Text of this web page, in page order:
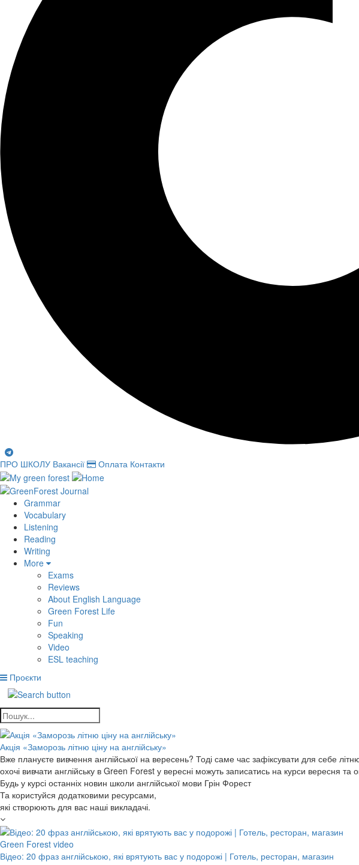
ПРО ШКОЛУ Вакансії Оплата Контакти
Grammar
Vocabulary
Listening
Reading
Writing
More
Exams
Reviews
About English Language
Green Forest Life
Fun
Speaking
Video
ESL teaching
Проєкти
Акція «Заморозь літню ціну на англійську»
Вже плануєте вивчення англійської на вересень? Тоді саме час зафіксувати для себе
охочі вивчати англійську в Green Forest у вересні можуть записатись на курси вересня
Будь у курсі останніх новин школи англійської мови Грін Форест
Та користуйся додатковими ресурсами,
які створюють для вас наші викладачі.
Green Forest video
Відео: 20 фраз англійською, які врятують вас у подорожі | Готель, ресторан, магазин